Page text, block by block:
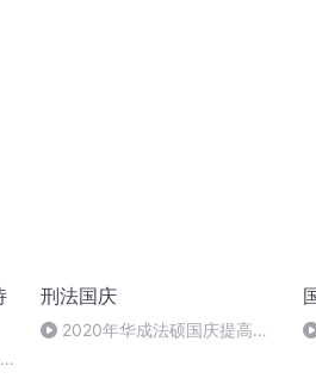
刑法国庆
2020年华成法硕国庆提高班